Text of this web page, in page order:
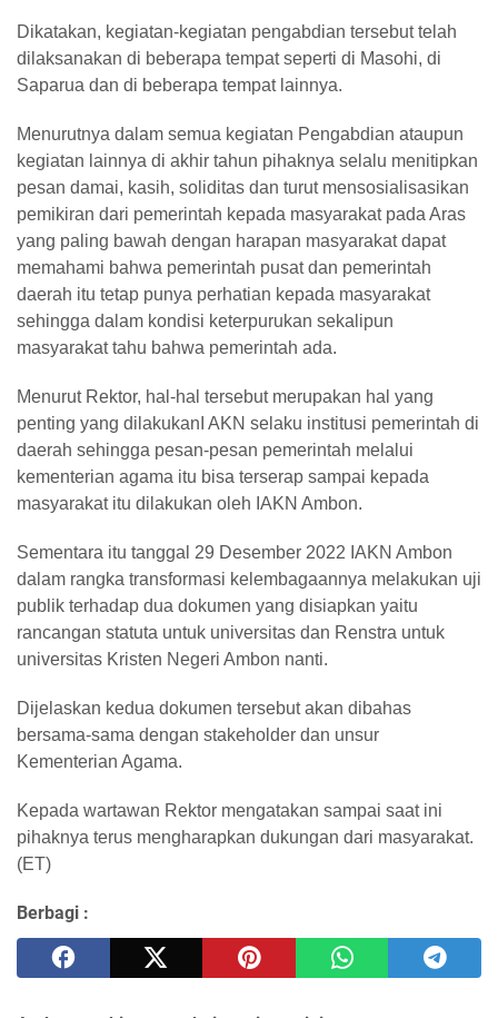
Dikatakan, kegiatan-kegiatan pengabdian tersebut telah
dilaksanakan di beberapa tempat seperti di Masohi, di
Saparua dan di beberapa tempat lainnya.
Menurutnya dalam semua kegiatan Pengabdian ataupun
kegiatan lainnya di akhir tahun pihaknya selalu menitipkan
pesan damai, kasih, soliditas dan turut mensosialisasikan
pemikiran dari pemerintah kepada masyarakat pada Aras
yang paling bawah dengan harapan masyarakat dapat
memahami bahwa pemerintah pusat dan pemerintah
daerah itu tetap punya perhatian kepada masyarakat
sehingga dalam kondisi keterpurukan sekalipun
masyarakat tahu bahwa pemerintah ada.
Menurut Rektor, hal-hal tersebut merupakan hal yang
penting yang dilakukanI AKN selaku institusi pemerintah di
daerah sehingga pesan-pesan pemerintah melalui
kementerian agama itu bisa terserap sampai kepada
masyarakat itu dilakukan oleh IAKN Ambon.
Sementara itu tanggal 29 Desember 2022 IAKN Ambon
dalam rangka transformasi kelembagaannya melakukan uji
publik terhadap dua dokumen yang disiapkan yaitu
rancangan statuta untuk universitas dan Renstra untuk
universitas Kristen Negeri Ambon nanti.
Dijelaskan kedua dokumen tersebut akan dibahas
bersama-sama dengan stakeholder dan unsur
Kementerian Agama.
Kepada wartawan Rektor mengatakan sampai saat ini
pihaknya terus mengharapkan dukungan dari masyarakat.
(ET)
Berbagi :